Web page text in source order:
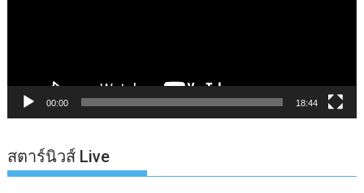
00:00 18:44
สตาร์นิวส์ Live